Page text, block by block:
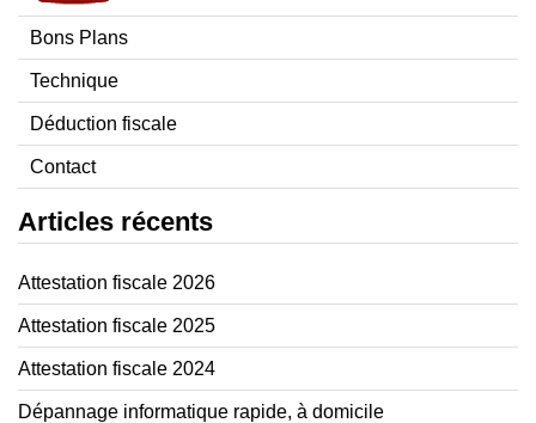
Bons Plans
Technique
Déduction fiscale
Contact
Articles récents
Attestation fiscale 2026
Attestation fiscale 2025
Attestation fiscale 2024
Dépannage informatique rapide, à domicile